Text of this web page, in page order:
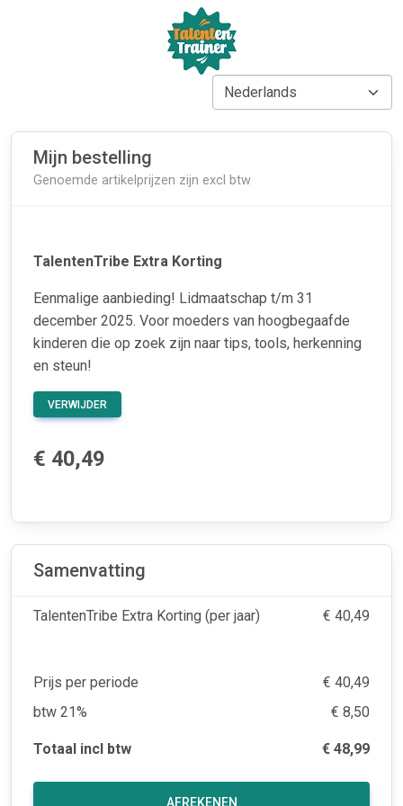
Mijn bestelling
Genoemde artikelprijzen zijn excl btw
TalentenTribe Extra Korting
Eenmalige aanbieding! Lidmaatschap t/m 31
december 2025. Voor moeders van hoogbegaafde
kinderen die op zoek zijn naar tips, tools, herkenning
en steun!
VERWIJDER
€ 40,49
Samenvatting
TalentenTribe Extra Korting (per jaar) € 40,49
Prijs per periode
€ 40,49
btw 21%
€ 8,50
Totaal incl btw € 48,99
AFREKENEN